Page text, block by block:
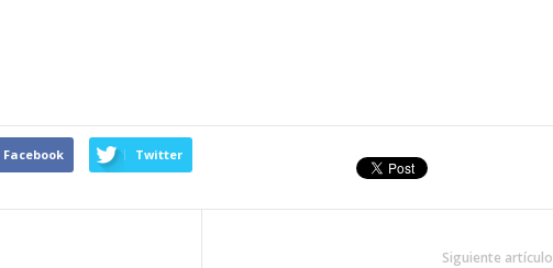
Facebook Twitter
Siguiente artículo